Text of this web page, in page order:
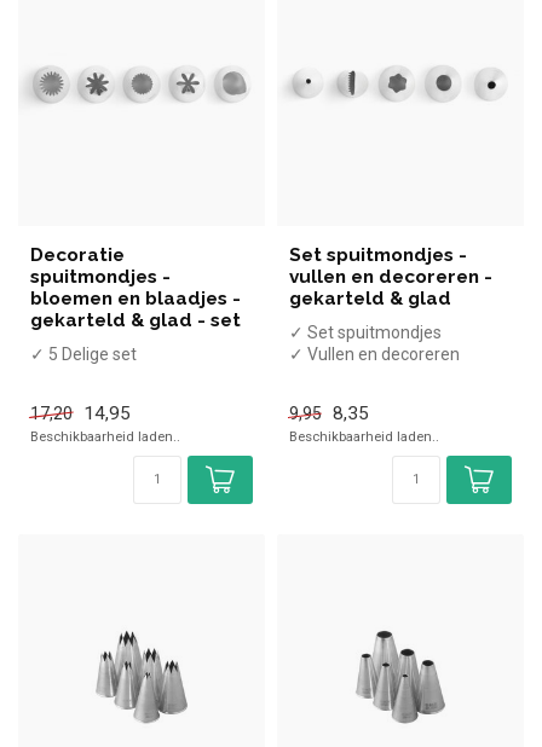
Decoratie
spuitmondjes -
bloemen en blaadjes -
gekarteld & glad - set
✓ 5 Delige set
17,20 14,95
Beschikbaarheid laden..
Set spuitmondjes -
vullen en decoreren -
gekarteld & glad
✓ Set spuitmondjes
✓ Vullen en decoreren
9,95 8,35
Beschikbaarheid laden..